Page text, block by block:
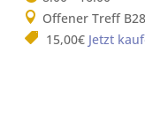
Offener Treff B28
15,00€ Jetzt